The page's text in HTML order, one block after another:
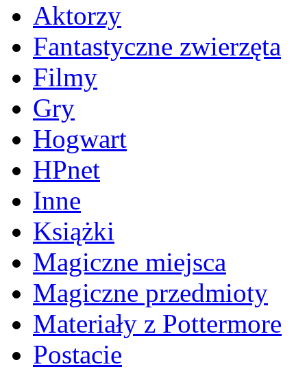
Aktorzy
Fantastyczne zwierzęta
Filmy
Gry
Hogwart
HPnet
Inne
Książki
Magiczne miejsca
Magiczne przedmioty
Materiały z Pottermore
Postacie